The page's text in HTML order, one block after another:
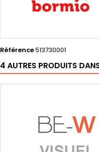
Référence513730001
4 AUTRES PRODUITS